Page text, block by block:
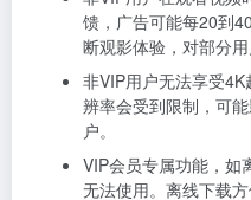
馈，广告可能每20到
断观影体验，对部分用
非VIP用户无法享受
辨率会受到限制，可
户。
VIP会员专属功能，如
无法使用。离线下载